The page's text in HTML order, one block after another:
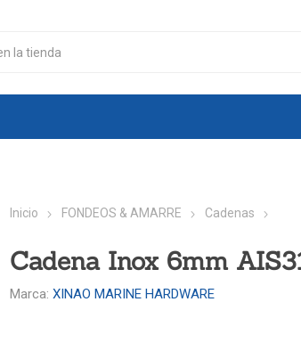
Inicio FONDEOS & AMARRE Cadenas
Cadena Inox 6mm
Marca: XINAO MARINE HARDWARE